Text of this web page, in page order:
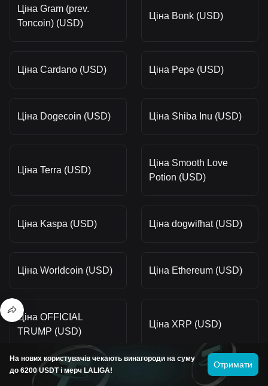
Ціна Gram (prev.
Toncoin) (USD)
Ціна Bonk (USD)
Ціна Cardano (USD) Ціна Pepe (USD)
Ціна Dogecoin (USD) Ціна Shiba Inu (USD)
Ціна Terra (USD)
Ціна Smooth Love
Potion (USD)
Ціна Kaspa (USD) Ціна dogwifhat (USD)
Ціна Worldcoin (USD) Ціна Ethereum (USD)
Ціна OFFICIAL
TRUMP (USD)
Ціна XRP (USD)
На нових користувачів чекають винагороди на суму
до 6200 USDT і мерч LALIGA!
Отримати